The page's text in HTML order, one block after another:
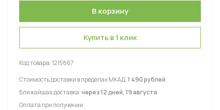
Купить в 1 клик
Код товара:1215867
Стоимость доставки в пределах МКАД:1 490 рублей
Ближайшая доставка:через 12 дней, 19 августа
Оплата при получении